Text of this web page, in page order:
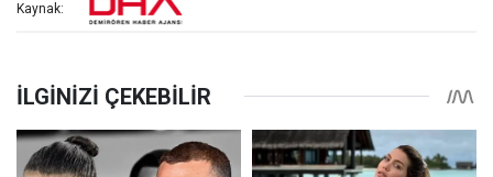
Kaynak: